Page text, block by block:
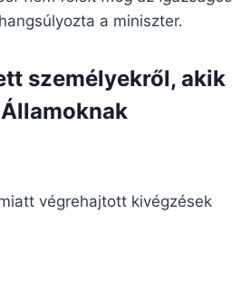
a miniszter.
személyekről, akik
végrehajtott kivégzések